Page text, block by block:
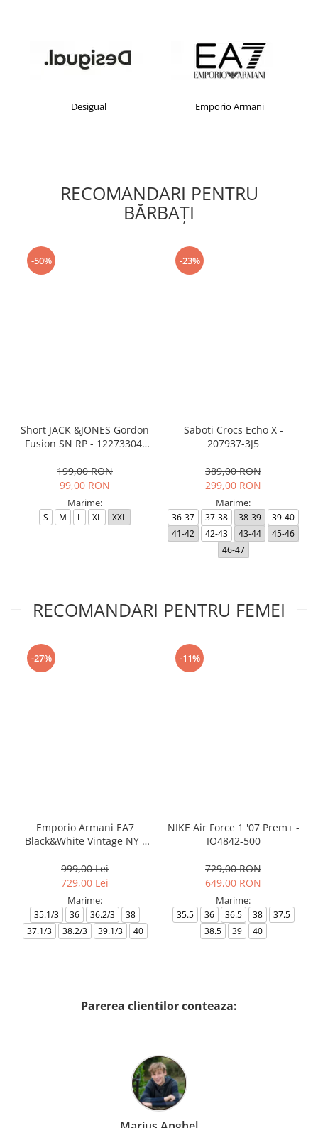
Desigual Emporio Armani
RECOMANDARI PENTRU
BĂRBAŢI
-50%
Short JACK &JONES Gordon
Fusion SN RP - 12273304-
199,00 RON
99,00 RON
Marime:
S M L XL XXL
-23%
Saboti Crocs Echo X -
207937-3J5
389,00 RON
299,00 RON
Marime:
36-37 37-38 38-39
39-40
41-42
42-43 43-44
45-46
46-47
RECOMANDARI PENTRU FEMEI
-27%
Emporio Armani EA7
Black&White Vintage NY -
999,00 Lei
729,00 Lei
Marime:
35.1/3 36 36.2/3
38
37.1/3
38.2/3 39.1/3 40
-11%
NIKE Air Force 1 '07 Prem+ -
IO4842-500
729,00 RON
649,00 RON
Marime:
35.5 36 36.5 38
37.5
38.5
39 40
Parerea clientilor conteaza: